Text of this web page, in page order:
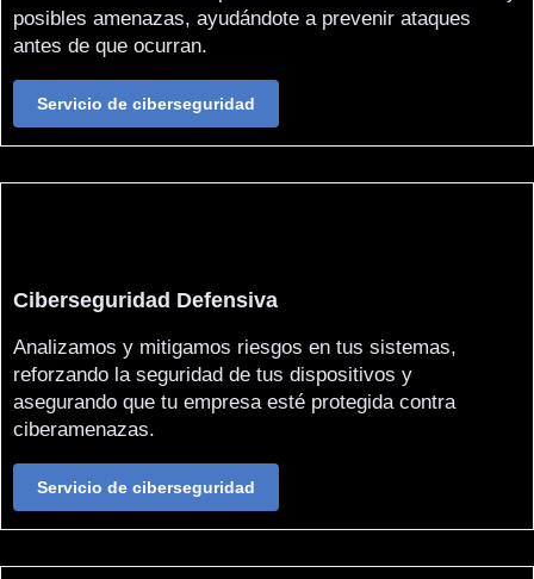
posibles amenazas, ayudándote a prevenir ataques
antes de que ocurran.
Servicio de ciberseguridad
Ciberseguridad Defensiva
Analizamos y mitigamos riesgos en tus sistemas,
reforzando la seguridad de tus dispositivos y
asegurando que tu empresa esté protegida contra
ciberamenazas.
Servicio de ciberseguridad